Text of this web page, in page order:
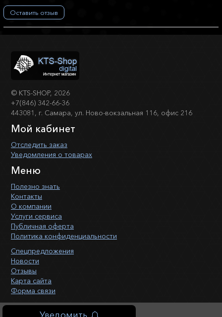
Оставить отзыв
© KTS-SHOP, 2026
+7(846) 342-66-36
443081, г. Самара, ул. Ново-вокзальная 116, офис 216
Мой кабинет
Отследить заказ
Уведомления о товарах
Меню
Полезно знать
Контакты
О компании
Услуги сервиса
Публичная оферта
Политика конфиденциальности
Спецпредложения
Новости
Отзывы
Карта сайта
Форма связи